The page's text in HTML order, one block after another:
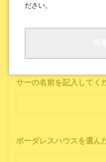
SNSインフルエンサー
サーの名前を記入してく
ボーダレスハウスを選ん
ださい。